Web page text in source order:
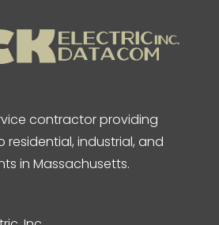
contractor providing
residential, industrial, and
in Massachusetts.